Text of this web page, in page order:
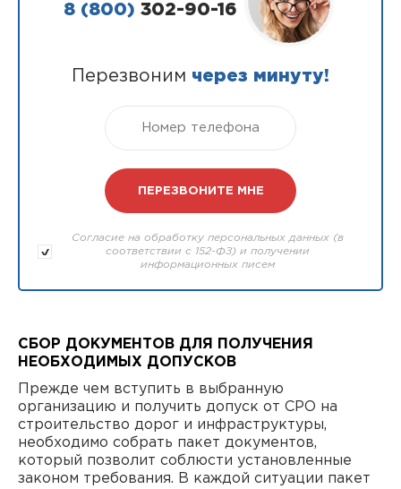
8 (800) 302-90-16
Перезвоним через минуту!
Согласие на обработку персональных данных (в
соответствии с 152-ФЗ) и получении
информационных писем
СБОР ДОКУМЕНТОВ ДЛЯ ПОЛУЧЕНИЯ
НЕОБХОДИМЫХ ДОПУСКОВ
Прежде чем вступить в выбранную
организацию и получить допуск от СРО на
строительство дорог и инфраструктуры,
необходимо собрать пакет документов,
который позволит соблюсти установленные
законом требования. В каждой ситуации пакет